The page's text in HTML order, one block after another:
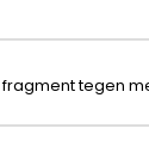
fragment tegen